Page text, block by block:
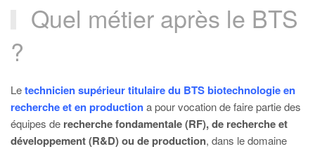
Quel métier après le BTS
?
Letechnicien supérieur titulaire du BTS biotechnologie en
recherche et en productiona pour vocation de faire partie des
équipes de recherche fondamentale (RF), de recherche et
développement (R&D) ou de production, dans le domaine